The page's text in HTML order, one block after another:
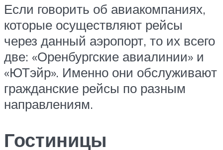
Если говорить об авиакомпаниях,
которые осуществляют рейсы
через данный аэропорт, то их всего
две: «Оренбургские авиалинии» и
«ЮТэйр». Именно они обслуживают
гражданские рейсы по разным
направлениям.
Гостиницы